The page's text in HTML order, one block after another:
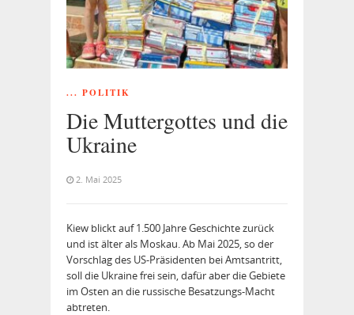
... POLITIK
Die Muttergottes und die
Ukraine
2. Mai 2025
Kiew blickt auf 1.500 Jahre Geschichte zurück
und ist älter als Moskau. Ab Mai 2025, so der
Vorschlag des US-Präsidenten bei Amtsantritt,
soll die Ukraine frei sein, dafür aber die Gebiete
im Osten an die russische Besatzungs-Macht
abtreten.